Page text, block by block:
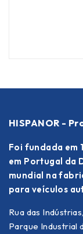
HISPANOR -
Foi fundada em
em Portugal da
mundial na
para veículos
Rua das
Parque Industrial